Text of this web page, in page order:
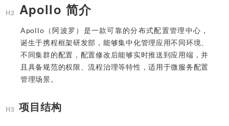
Apollo 简介
Apollo（阿波罗）是一款可靠的分布式配置管理中心，
诞生于携程框架研发部，能够集中化管理应用不同环境、
不同集群的配置，配置修改后能够实时推送到应用端，并
且具备规范的权限、流程治理等特性，适用于微服务配置
管理场景。
项目结构